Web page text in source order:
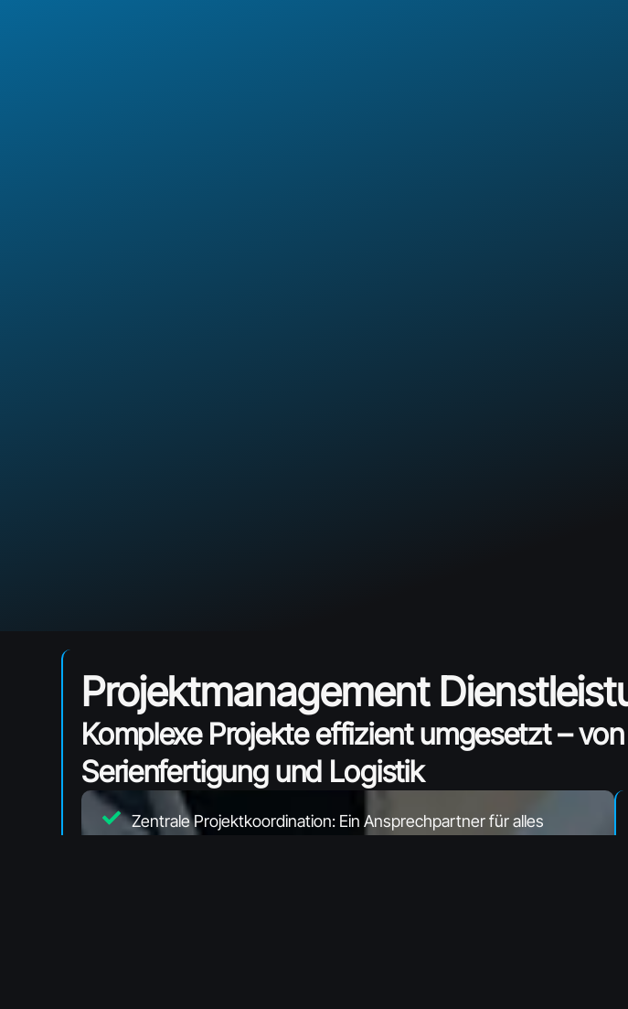
Projektmanagement
Komplexe Projekte effizient umgesetzt –
Serienfertigung und Logistik
Zentrale Projektkoordination: Ein Ansprechpartner für alles